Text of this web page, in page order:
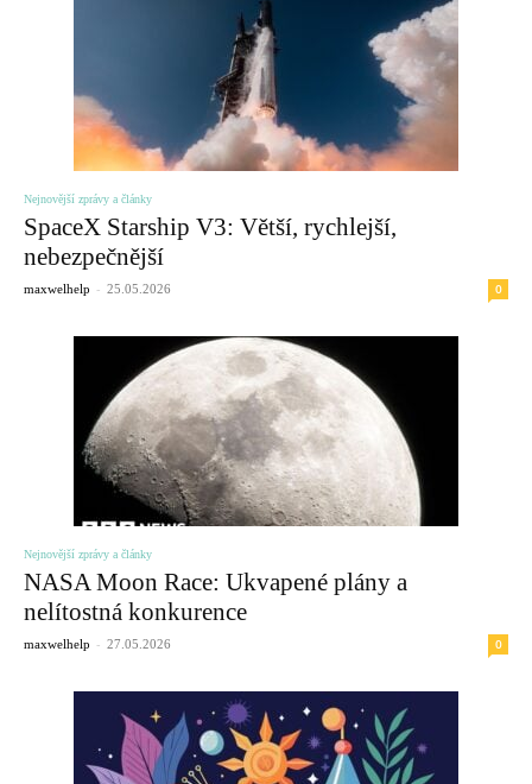
Nejnovější zprávy a články
SpaceX Starship V3: Větší, rychlejší,
nebezpečnější
maxwelhelp - 25.05.2026 0
Nejnovější zprávy a články
NASA Moon Race: Ukvapené plány a
nelítostná konkurence
maxwelhelp - 27.05.2026 0